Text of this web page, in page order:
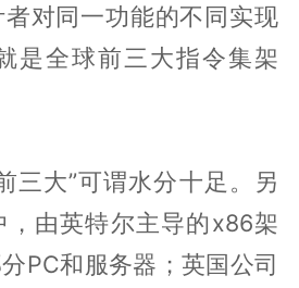
对同一功能的不同实现
是全球前三大指令集架
三大”可谓水分十足。另
，由英特尔主导的x86架
PC和服务器；英国公司